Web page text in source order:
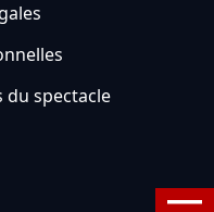
du spectacle